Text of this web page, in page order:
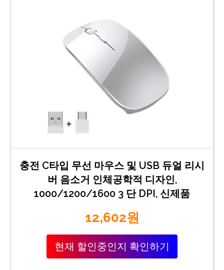
충전 C타입 무선 마우스 및 USB 듀얼 리시
버 음소거 인체공학적 디자인,
1000/1200/1600 3 단 DPI, 신제품
12,602원
현재 할인중인지 확인하기